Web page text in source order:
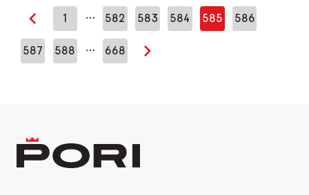
Edellinen sivu
1 … 582 583 584 585 586
587 588 … 668
Seuraava sivu